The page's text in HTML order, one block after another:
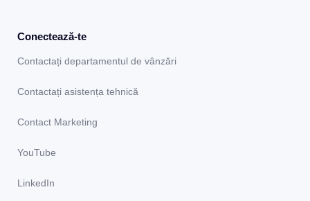
Conectează-te
Contactați departamentul de vânzări
Contactați asistența tehnică
Contact Marketing
YouTube
LinkedIn